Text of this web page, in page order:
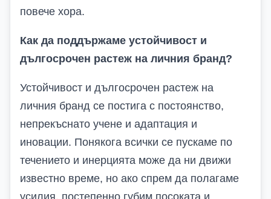
повече хора.
Как да поддържаме устойчивост и
дългосрочен растеж на личния бранд?
Устойчивост и дългосрочен растеж на
личния бранд се постига с постоянство,
непрекъснато учене и адаптация и
иновации. Понякога всички се пускаме по
течението и инерцията може да ни движи
известно време, но ако спрем да полагаме